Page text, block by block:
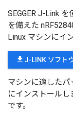
SEGGER J-Link
を備えた
Linux マシンにイ
file_download J-LINK ソフト
マシンに適した
にインストールし
です。